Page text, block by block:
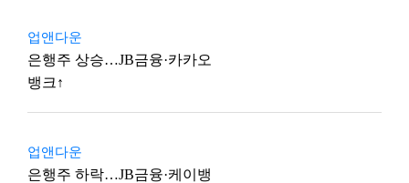
업앤다운
은행주 상승…JB금융·카카오
뱅크↑
업앤다운
은행주 하락…JB금융·케이뱅